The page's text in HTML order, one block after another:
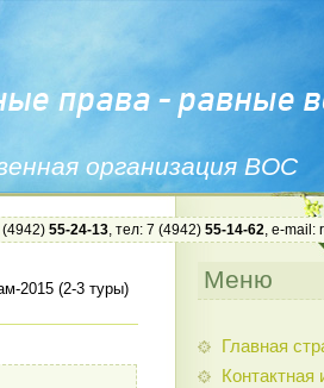
организация ВОС
(4942) 55-24-13, тел: 7 (4942) 55-14-62, e-mail:
2015 (2-3 туры)
Меню
Главная